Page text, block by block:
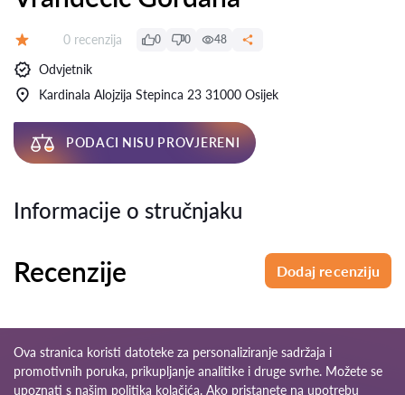
Recenzija:
0 recenzija 0 0 48
Odvjetnik
Kardinala Alojzija Stepinca 23 31000 Osijek
PODACI NISU PROVJERENI
Informacije o stručnjaku
Recenzije Dodaj recenziju
Ova stranica koristi datoteke za personaliziranje sadržaja i
promotivnih poruka, prikupljanje analitike i druge svrhe. Možete se
upoznati s našim politika kolačića. Ako pristanete na upotrebu